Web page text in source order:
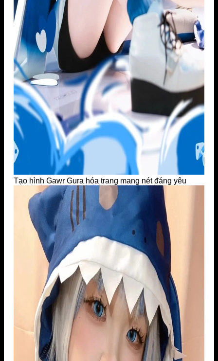
Tạo hình Gawr Gura hóa trang mang nét đáng yêu